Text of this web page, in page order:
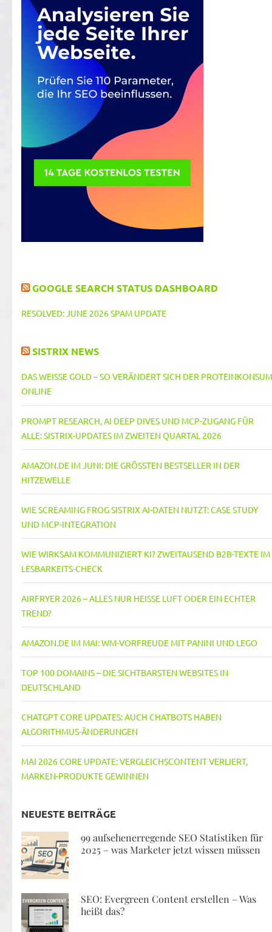
GOOGLE SEARCH STATUS DASHBOARD
RESOLVED: JUNE 2026 SPAM UPDATE
SISTRIX NEWS
DAS WEISSE GOLD – SO VERÄNDERT SICH DER PROTEINKONSUM O
NLINE
PROMPT RESEARCH, AI DEEP DIVES UND MCP-ZUGANG FÜR
ALLE: SISTRIX-UPDATES IM ZWEITEN QUARTAL 2026
AMAZON.DE IM JUNI: DIE GRÖSSTEN BESTSELLER IN DER H
ITZEWELLE
WIE SCREAMING FROG SISTRIX AI-DATEN NUTZT: CASE STUDY
UND MCP-INTEGRATION
WIE WIRKSAM KOMMUNIZIERT KI? ZWEITAUSEND B2B-TEXTE IM
LESBARKEITS-CHECK
AIRFRYER 2026 – ALLES NUR HEISSE LUFT ODER EIN ECHTER T
REND?
AMAZON.DE IM MAI: WM-VORFREUDE MIT PANINI UND LEGO
TOP 100 DOMAINS – DIE SICHTBARSTEN WEBSITES IN
DEUTSCHLAND
CHATGPT CORE UPDATES: AUCH CHATBOTS HABEN
ALGORITHMUS-ÄNDERUNGEN
MAI 2026 CORE UPDATE: VERGLEICHSCONTENT VERLIERT,
MARKEN-PRODUKTE GEWINNEN
NEUESTE BEITRÄGE
99 aufsehenerregende SEO Statistiken für
2025 – was Marketer jetzt wissen müssen
SEO: Evergreen Content erstellen – Was
heißt das?